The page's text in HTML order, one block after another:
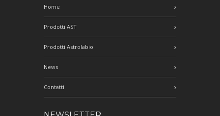
Home
Prodotti AST
Prodotti Astrolabio
News
Contatti